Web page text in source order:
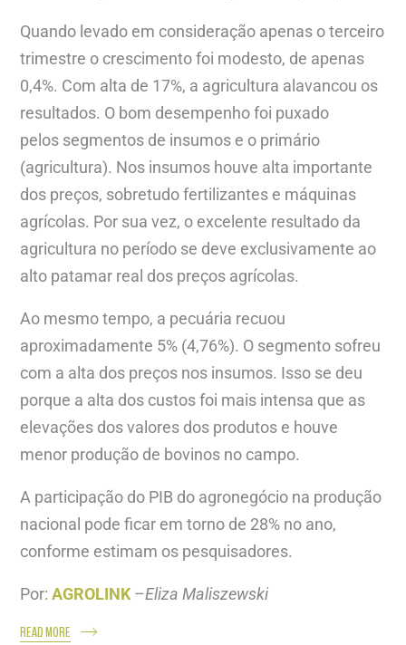
Quando levado em consideração apenas o terceiro
trimestre o crescimento foi modesto, de apenas
0,4%. Com alta de 17%, a agricultura alavancou os
resultados. O bom desempenho foi puxado
pelos segmentos de insumos e o primário
(agricultura). Nos insumos houve alta importante
dos preços, sobretudo fertilizantes e máquinas
agrícolas. Por sua vez, o excelente resultado da
agricultura no período se deve exclusivamente ao
alto patamar real dos preços agrícolas.
Ao mesmo tempo, a pecuária recuou
aproximadamente 5% (4,76%). O segmento sofreu
com a alta dos preços nos insumos. Isso se deu
porque a alta dos custos foi mais intensa que as
elevações dos valores dos produtos e houve
menor produção de bovinos no campo.
A participação do PIB do agronegócio na produção
nacional pode ficar em torno de 28% no ano,
conforme estimam os pesquisadores.
Por:AGROLINK –Eliza Maliszewski
READ MORE